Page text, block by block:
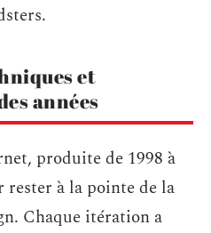
et
années
produite de 1998 à
rester à la pointe de la
Chaque itération a